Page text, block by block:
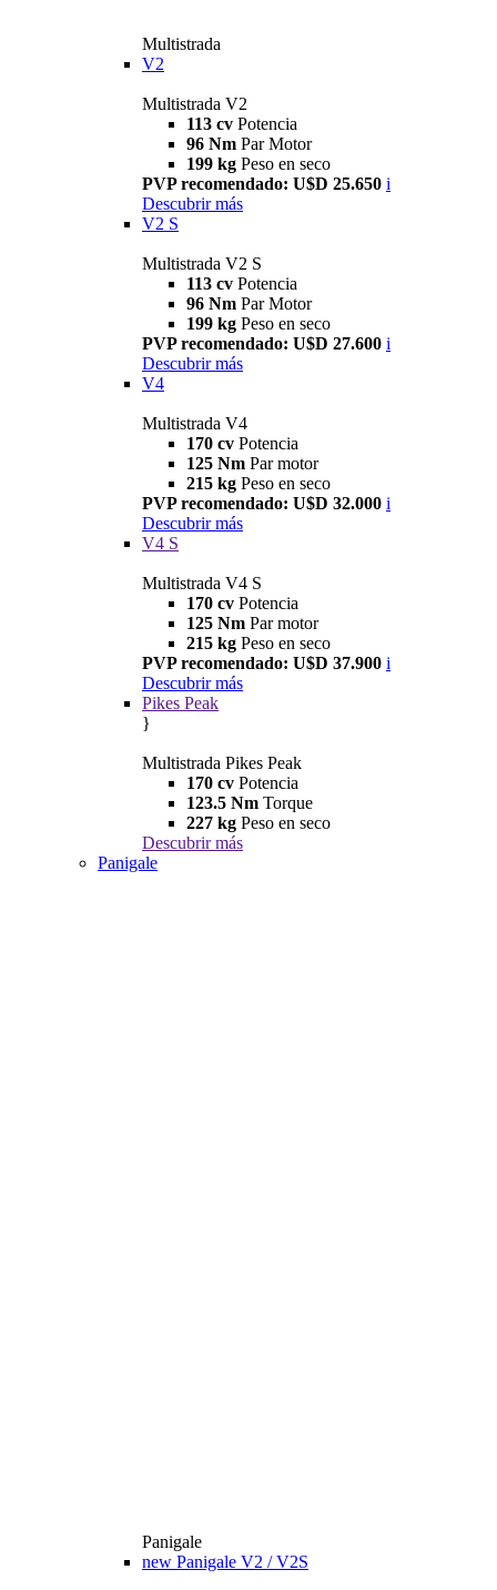
Multistrada
V2
Multistrada V2
113 cv Potencia
96 Nm Par Motor
199 kg Peso en seco
PVP recomendado: U$D 25.650 i
Descubrir más
V2 S
Multistrada V2 S
113 cv Potencia
96 Nm Par Motor
199 kg Peso en seco
PVP recomendado: U$D 27.600 i
Descubrir más
V4
Multistrada V4
170 cv Potencia
125 Nm Par motor
215 kg Peso en seco
PVP recomendado: U$D 32.000 i
Descubrir más
V4 S
Multistrada V4 S
170 cv Potencia
125 Nm Par motor
215 kg Peso en seco
PVP recomendado: U$D 37.900 i
Descubrir más
Pikes Peak
}
Multistrada Pikes Peak
170 cv Potencia
123.5 Nm Torque
227 kg Peso en seco
Descubrir más
Panigale
Panigale
new Panigale V2 / V2S